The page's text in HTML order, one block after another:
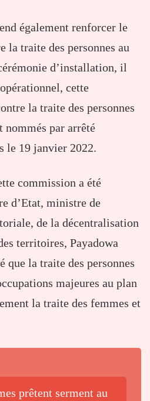
également renforcer le
la traite des personnes au
d’installation, il
cette
la traite des personnes
nommés par arrêté
le 19 janvier 2022.
commission a été
d’Etat, ministre de
de la décentralisation
territoires, Payadowa
que la traite des personnes
majeures au plan
la traite des femmes et
prêtent serment au